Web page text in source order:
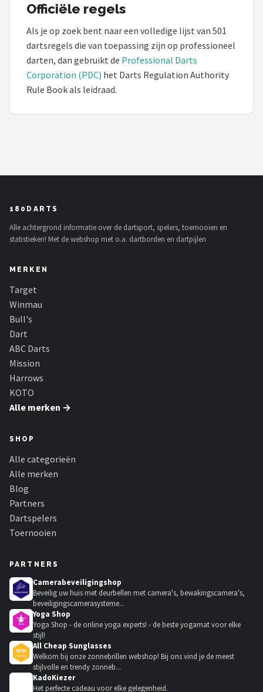
Officiële regels
Als je op zoek bent naar een volledige lijst van 501
dartsregels die van toepassing zijn op professioneel
darten, dan gebruikt de Professional Darts
Corporation (PDC) het Darts Regulation Authority
Rule Book als leidraad.
180DARTS
Alle achtergrond informatie over de dartsport, spelers, toernooien en
statistieken! Met de webshop met o.a. dartborden en dartpijlen
MERKEN
Target
Winmau
Bull's
Dart
ABC Darts
Mission
Harrows
KOTO
Alle merken →
SHOP
Alle categorieën
Alle merken
Blog
Partners
Dartspelers
Toernooien
PARTNERS
Camerabeveiligingshop
Beveilig uw huis met deurbellen met camera's, bewakingscamera's,
beveiligingscamerasysteme...
Yoga Shop
Yoga Shop - de online yoga experts! - de beste yogamat voor elke
stijl!
All Cheap Sunglasses
Welkom bij onze zonnebrillen webshop! Bij ons vind je de meest
stijlvolle en trendy zonneb...
KadoKiezer
Het perfecte cadeau voor elke gelegenheid.